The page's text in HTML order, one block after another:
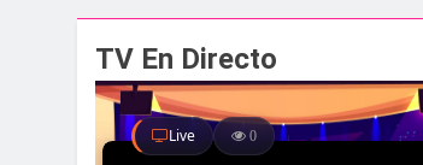
1
La
TV En Directo